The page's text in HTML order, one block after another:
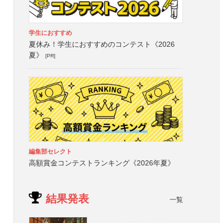
学生におすすめ
夏休み！学生におすすめのコンテスト《2026
夏》
[PR]
編集部セレクト
高額賞金コンテストランキング《2026年夏》
結果発表 一覧